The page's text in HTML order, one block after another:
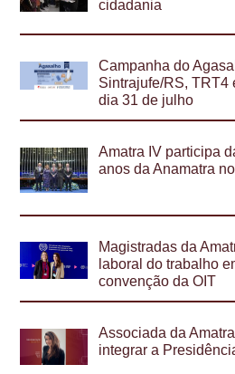
cidadania
Campanha do
Sintrajufe/RS, TRT4
dia 31 de julho
Amatra IV participa
anos da Anamatra
Magistradas da
laboral do trabalho
convenção da OIT
Associada da
integrar a